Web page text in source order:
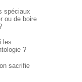
spéciaux
ou de boire
les
?
sacrifie